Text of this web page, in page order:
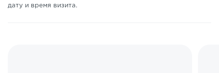
дату и время визита.